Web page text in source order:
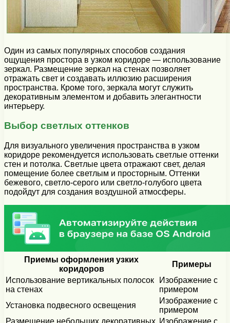
Один из самых популярных способов создания
ощущения простора в узком коридоре — использование
зеркал. Размещение зеркал на стенах позволяет
отражать свет и создавать иллюзию расширения
пространства. Кроме того, зеркала могут служить
декоративным элементом и добавить элегантности
интерьеру.
Выбор светлых оттенков
Для визуального увеличения пространства в узком
коридоре рекомендуется использовать светлые оттенки
стен и потолка. Светлые цвета отражают свет, делая
помещение более светлым и просторным. Оттенки
бежевого, светло-серого или светло-голубого цвета
подойдут для создания воздушной атмосферы.
Приемы оформления узких
коридоров
Примеры
Использование вертикальных полосок
на стенах
Изображение с
примером
Установка подвесного освещения
Изображение с
примером
Размещение небольших декоративных Изображение с